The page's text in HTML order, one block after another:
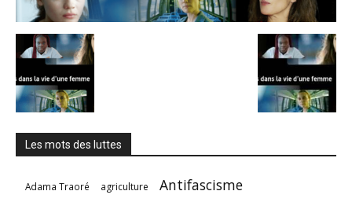
Les mots des luttes
Adama Traoré agriculture Antifascisme